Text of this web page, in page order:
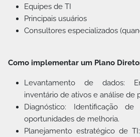
Equipes de TI
Principais usuários
Consultores especializados
Como implementar um Plano
Levantamento de dados:
inventário de ativos e análise de
Diagnóstico: Identificação
oportunidades de melhoria.
Planejamento estratégico de